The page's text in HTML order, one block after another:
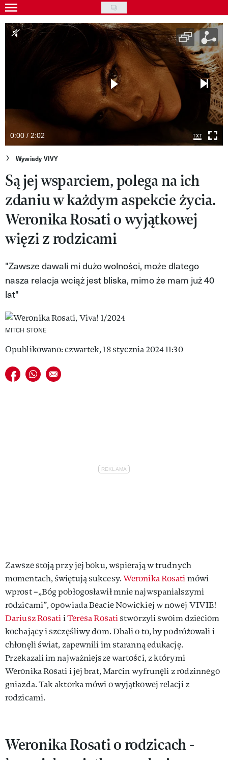
Skip
to
main
Gwiazdy
Styl życia
Kultura
Wideo
Nasze akcje
VIVA!ART
VIVA!MODA
VIVA!LIFESTYLE
VIVA!MAN
VIVA!PEOPLE POWER
0:00 / 2:02
Wywiady VIVY
Są jej wsparciem, polega na ich
zdaniu w każdym aspekcie życia.
Weronika Rosati o wyjątkowej
więzi z rodzicami
"Zawsze dawali mi dużo wolności, może dlatego
nasza relacja wciąż jest bliska, mimo że mam już 40
lat"
MITCH STONE
Opublikowano: czwartek, 18 stycznia 2024 11:30
Udostępnij na facebook
Udostępnij na whatsapp
E-mail do przyjaciela
Zawsze stoją przy jej boku, wspierają w trudnych
momentach, świętują sukcesy.Weronika Rosatimówi
wprost –„Bóg pobłogosławił mnie najwspanialszymi
rodzicami”, opowiada Beacie Nowickiej w nowej VIVIE!
Dariusz RosatiiTeresa Rosatistworzyli swoim dzieciom
kochający i szczęśliwy dom. Dbali o to, by podróżowali i
chłonęli świat, zapewnili im staranną edukację.
Przekazali im najważniejsze wartości, z którymi
Weronika Rosati i jej brat, Marcin wyfrunęli z rodzinnego
gniazda. Tak aktorka mówi o wyjątkowej relacji z
rodzicami.
Weronika Rosati o rodzicach -